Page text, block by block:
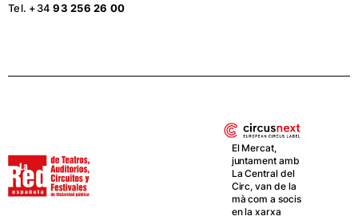
Tel. +3493 256 26 00
El Mercat,
juntament amb
La Central del
Circ, van de la
mà com a socis
en la xarxa